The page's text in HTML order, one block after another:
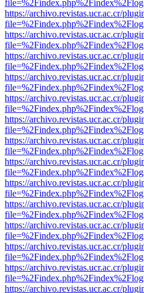
https://archivo.revistas.ucr.ac.cr/
https://archivo.revistas.ucr.ac.cr/
https://archivo.revistas.ucr.ac.cr/
https://archivo.revistas.ucr.ac.cr/
https://archivo.revistas.ucr.ac.cr/
https://archivo.revistas.ucr.ac.cr/
https://archivo.revistas.ucr.ac.cr/
https://archivo.revistas.ucr.ac.cr/
https://archivo.revistas.ucr.ac.cr/
https://archivo.revistas.ucr.ac.cr/
https://archivo.revistas.ucr.ac.cr/
https://archivo.revistas.ucr.ac.cr/
https://archivo.revistas.ucr.ac.cr/
https://archivo.revistas.ucr.ac.cr/